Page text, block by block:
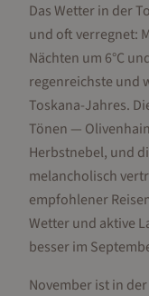
Das Wetter in der
und oft verregnet:
Nächten um 6°C
regenreichste und
Toskana-Jahres.
Tönen —
Herbstnebel, und
melancholisch
empfohlener
Wetter und aktive
besser im
November ist in